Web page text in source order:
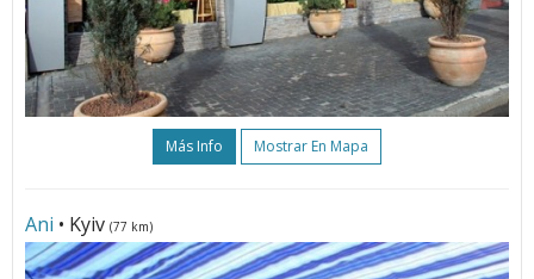
Más Info Mostrar En Mapa
Ani • Kyiv (77 km)